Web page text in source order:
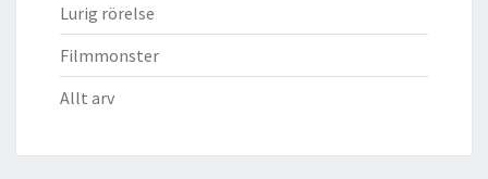
Lurig rörelse
Filmmonster
Allt arv